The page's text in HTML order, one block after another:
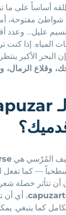
أساساً على ما
شواطئ مفتوحة،
عليل… وعدد
المياه. إذا كنت
الأكبر
وقلاع الرمال،
المُرْسي هي
— كما تفعل
أن تتأثر خصلة
، أي أن
كما ينبغي.